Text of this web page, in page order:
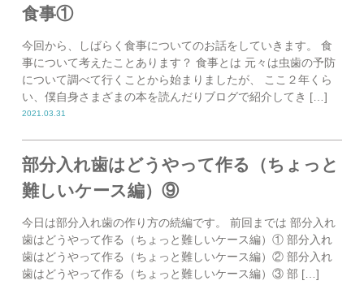
食事①
今回から、しばらく食事についてのお話をしていきます。 食
事について考えたことあります？ 食事とは 元々は虫歯の予防
について調べて行くことから始まりましたが、 ここ２年くら
い、僕自身さまざまの本を読んだりブログで紹介してき […]
2021.03.31
部分入れ歯はどうやって作る（ちょっと
難しいケース編）⑨
今日は部分入れ歯の作り方の続編です。 前回までは 部分入れ
歯はどうやって作る（ちょっと難しいケース編）① 部分入れ
歯はどうやって作る（ちょっと難しいケース編）② 部分入れ
歯はどうやって作る（ちょっと難しいケース編）③ 部 […]